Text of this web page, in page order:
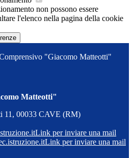
non possono essere
l'elenco nella pagina della cookie
"Giacomo Matteotti"
Matteotti"
11, 00033 CAVE (RM)
Link per inviare una mail
Link per inviare una mail